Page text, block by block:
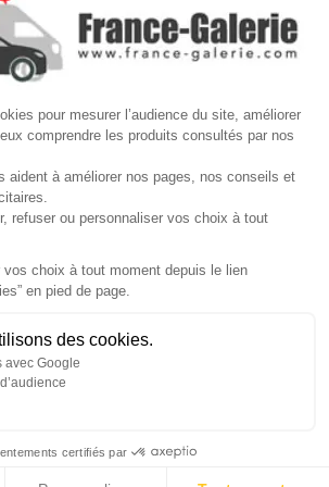
pour mesurer l’audience du site, améliorer
comprendre les produits consultés par nos
aident à améliorer nos pages, nos conseils et
refuser ou personnaliser vos choix à tout
choix à tout moment depuis le lien
en pied de page.
des cookies.
avec Google
certifiés par

par reCAPTCHA.
D'INFORMATIONS
France Galerie. Tous droits reservés.
💬Besoin d'aide ?
sommes là pour vous accompagner